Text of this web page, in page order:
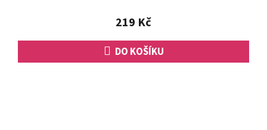
5
hvězdiček.
219 Kč
DO KOŠÍKU